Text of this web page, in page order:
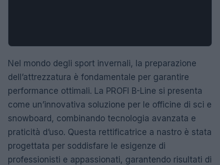
Nel mondo degli sport invernali, la preparazione
dell’attrezzatura è fondamentale per garantire
performance ottimali. La PROFI B-Line si presenta
come un’innovativa soluzione per le officine di sci e
snowboard, combinando tecnologia avanzata e
praticità d’uso. Questa rettificatrice a nastro è stata
progettata per soddisfare le esigenze di
professionisti e appassionati, garantendo risultati di